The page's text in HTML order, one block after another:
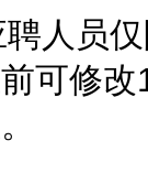
员仅
可修